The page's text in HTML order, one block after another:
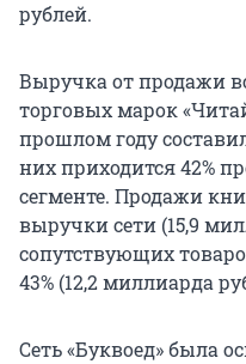
рублей.
Выручка от продажи
торговых марок
прошлом году
них приходится 42%
сегменте. Продажи
выручки сети (15,9
сопутствующих
43% (12,2 миллиарда
Сеть «Буквоед» была